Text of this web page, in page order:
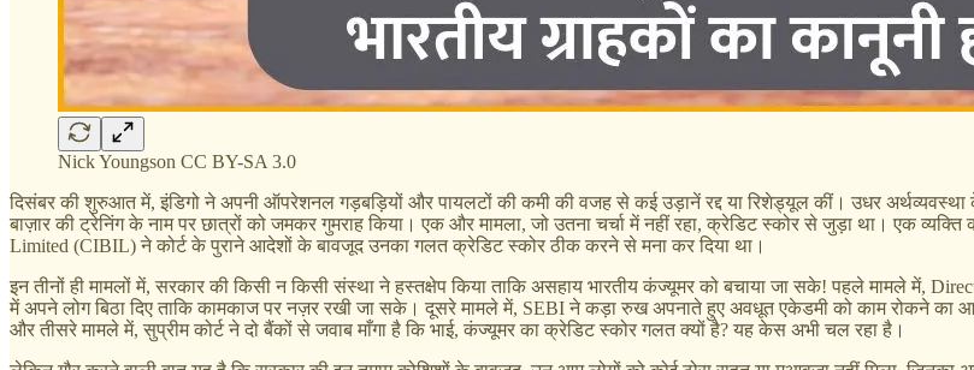
Nick Youngson CC BY-SA 3.0
दिसंबर की शुरुआत में, इंडिगो ने अपनी ऑपरेशनल गड़बड़ियों और पायलटों की कमी की वजह से कई उड़ानें रद्द या रिशेड्यूल कीं। उधर
बाज़ार की ट्रेनिंग के नाम पर छात्रों को जमकर गुमराह किया। एक और मामला, जो उतना चर्चा में नहीं रहा, क्रेडिट स्कोर से जुड़ा था। एक
Limited (CIBIL) ने कोर्ट के पुराने आदेशों के बावजूद उनका गलत क्रेडिट स्कोर ठीक करने से मना कर दिया था।
इन तीनों ही मामलों में, सरकार की किसी न किसी संस्था ने हस्तक्षेप किया ताकि असहाय भारतीय कंज्यूमर को बचाया जा सके! पहले मामले में,
में अपने लोग बिठा दिए ताकि कामकाज पर नज़र रखी जा सके। दूसरे मामले में, SEBI ने कड़ा रुख अपनाते हुए अवधूत एकेडमी को काम रोकने का
और तीसरे मामले में, सुप्रीम कोर्ट ने दो बैंकों से जवाब माँगा है कि भाई, कंज्यूमर का क्रेडिट स्कोर गलत क्यों है? यह केस अभी चल रहा है।